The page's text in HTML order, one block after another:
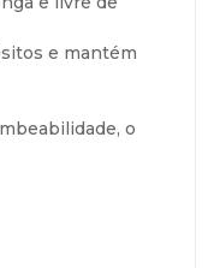
e mantém
o